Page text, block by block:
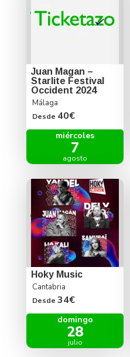
Juan Magan –
Starlite Festival
Occident 2024
Málaga
Desde 40€
miércoles
7
agosto
Hoky Music
Cantabria
Desde 34€
domingo
28
julio